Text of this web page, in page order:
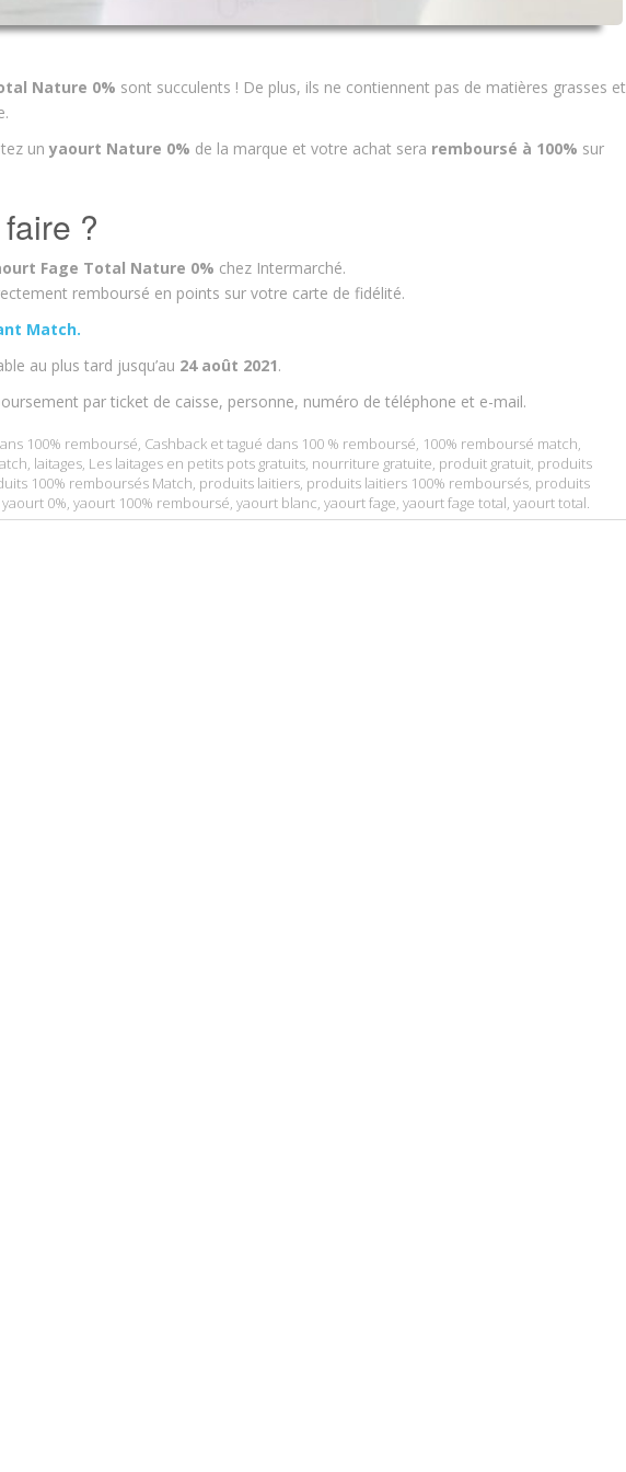
Nature 0% sont succulents ! De plus, ils ne contiennent pas de matières grasses et
unyaourt Nature 0% de la marque et votre achat sera remboursé à 100% sur
?
Fage Total Nature 0% chez Intermarché.
remboursé en points sur votre carte de fidélité.
Match.
au plus tard jusqu’au 24 août 2021.
par ticket de caisse, personne, numéro de téléphone et e-mail.
100% remboursé, Cashback et tagué dans 100 % remboursé, 100% remboursé match,
, laitages, Les laitages en petits pots gratuits, nourriture gratuite, produit gratuit, produits
100% remboursés Match, produits laitiers, produits laitiers 100% remboursés, produits
yaourt 0%, yaourt 100% remboursé, yaourt blanc, yaourt fage, yaourt fage total, yaourt total.